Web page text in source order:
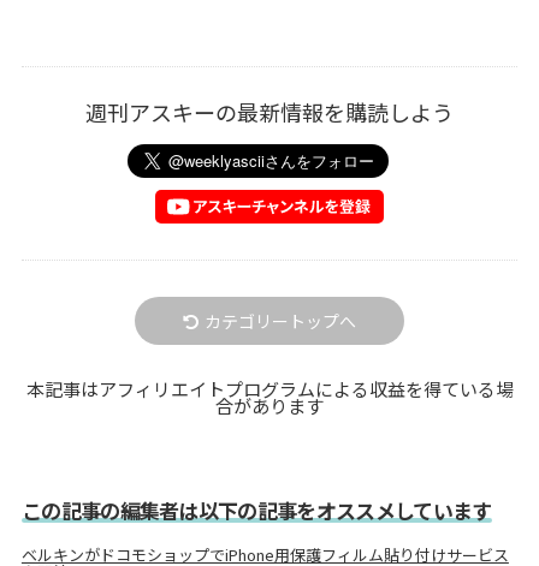
週刊アスキーの最新情報を購読しよう
カテゴリートップへ
本記事はアフィリエイトプログラムによる収益を得ている場
合があります
この記事の編集者は以下の記事をオススメしています
ベルキンがドコモショップでiPhone用保護フィルム貼り付けサービス